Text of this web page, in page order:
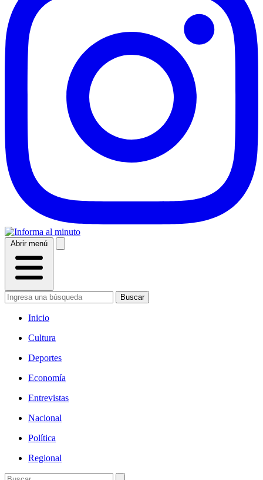
Abrir menú
Buscar
Inicio
Cultura
Deportes
Economía
Entrevistas
Nacional
Política
Regional